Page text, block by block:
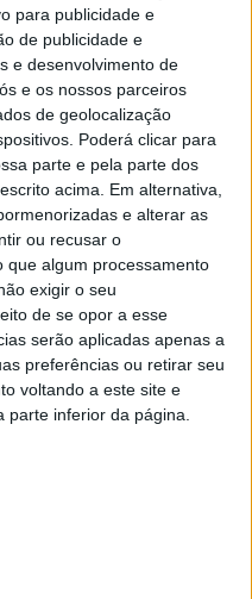
para publicidade e
de publicidade e
e desenvolvimento de
e os nossos parceiros
de geolocalização
Poderá clicar para
parte e pela parte dos
acima. Em alternativa,
e alterar as
ou recusar o
que algum processamento
exigir o seu
de se opor a esse
serão aplicadas apenas a
preferências ou retirar seu
voltando a este site e
inferior da página.
Turístico da
Natural da Serra de
no próximo dia 8 de
presença da ministra do
Carvalho.
de requalificação, que